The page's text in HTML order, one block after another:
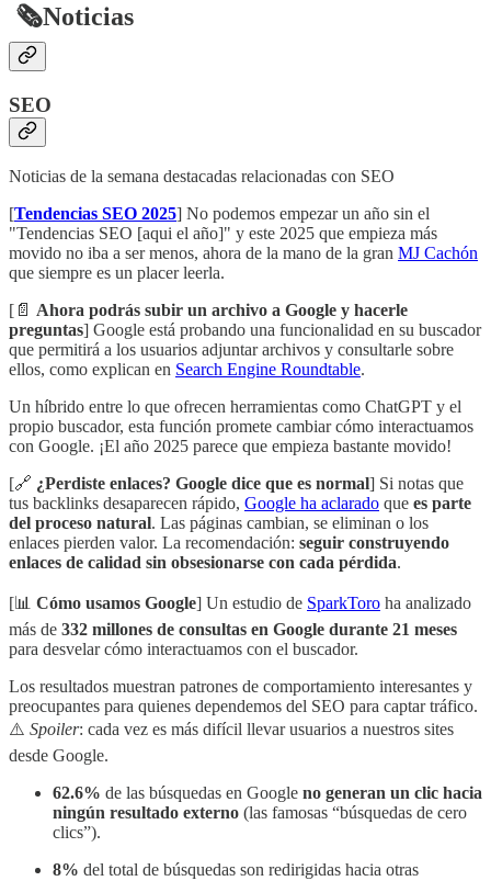
🗞️Noticias
SEO
Noticias de la semana destacadas relacionadas con SEO
[Tendencias SEO 2025] No podemos empezar un año sin el
"Tendencias SEO [aqui el año]" y este 2025 que empieza más
movido no iba a ser menos, ahora de la mano de la gran MJ Cachón
que siempre es un placer leerla.
[📄 Ahora podrás subir un archivo a Google y hacerle
preguntas] Google está probando una funcionalidad en su buscador
que permitirá a los usuarios adjuntar archivos y consultarle sobre
ellos, como explican en Search Engine Roundtable.
Un híbrido entre lo que ofrecen herramientas como ChatGPT y el
propio buscador, esta función promete cambiar cómo interactuamos
con Google. ¡El año 2025 parece que empieza bastante movido!
[🔗 ¿Perdiste enlaces? Google dice que es normal] Si notas que
tus backlinks desaparecen rápido, Google ha aclarado que es parte
del proceso natural. Las páginas cambian, se eliminan o los
enlaces pierden valor. La recomendación: seguir construyendo
enlaces de calidad sin obsesionarse con cada pérdida.
[📊 Cómo usamos Google] Un estudio de SparkToro ha analizado
más de 332 millones de consultas en Google durante 21 meses
para desvelar cómo interactuamos con el buscador.
Los resultados muestran patrones de comportamiento interesantes y
preocupantes para quienes dependemos del SEO para captar tráfico.
⚠️ Spoiler: cada vez es más difícil llevar usuarios a nuestros sites
desde Google.
62.6% de las búsquedas en Google no generan un clic hacia
ningún resultado externo (las famosas “búsquedas de cero
clics”).
8% del total de búsquedas son redirigidas hacia otras